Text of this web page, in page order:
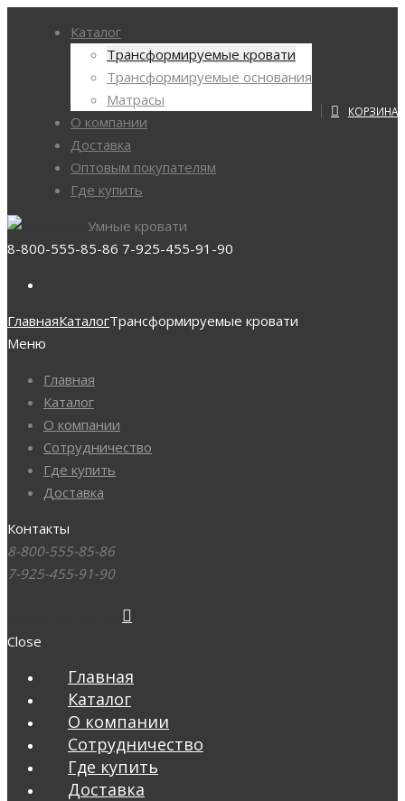
Каталог
Трансформируемые кровати
Трансформируемые основания
Матрасы
О компании
Доставка
Оптовым покупателям
Где купить
КОРЗИНА
Умные кровати
8-800-555-85-86 7-925-455-91-90
ГлавнаяКаталогТрансформируемые кровати
Меню
Главная
Каталог
О компании
Сотрудничество
Где купить
Доставка
Контакты
8-800-555-85-86
7-925-455-91-90
Close
Главная
Каталог
О компании
Сотрудничество
Где купить
Доставка